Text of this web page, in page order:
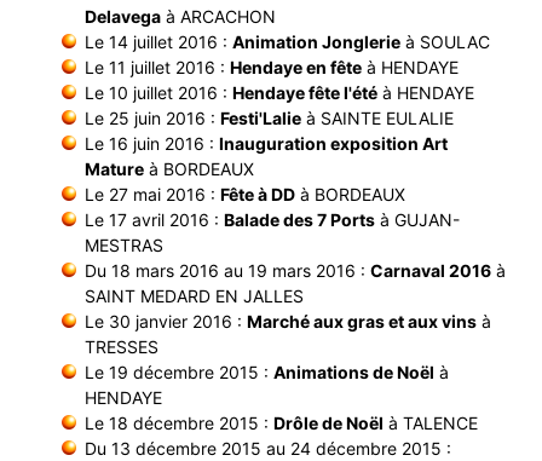
Delavega à ARCACHON
Le 14 juillet 2016 : Animation Jonglerie à SOULAC
Le 11 juillet 2016 : Hendaye en fête à HENDAYE
Le 10 juillet 2016 : Hendaye fête l'été à HENDAYE
Le 25 juin 2016 : Festi'Lalie à SAINTE EULALIE
Le 16 juin 2016 : Inauguration exposition Art
Mature à BORDEAUX
Le 27 mai 2016 : Fête à DD à BORDEAUX
Le 17 avril 2016 : Balade des 7 Ports à GUJAN-
MESTRAS
Du 18 mars 2016 au 19 mars 2016 : Carnaval 2016 à
SAINT MEDARD EN JALLES
Le 30 janvier 2016 : Marché aux gras et aux vins à
TRESSES
Le 19 décembre 2015 : Animations de Noël à
HENDAYE
Le 18 décembre 2015 : Drôle de Noël à TALENCE
Du 13 décembre 2015 au 24 décembre 2015 :